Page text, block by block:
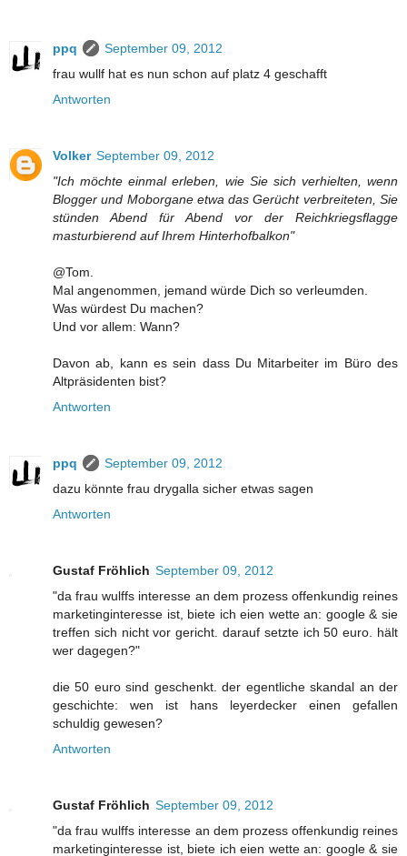
ppq
September 09, 2012
frau wullf hat es nun schon auf platz 4 geschafft
Antworten
Volker September 09, 2012
"Ich möchte einmal erleben, wie Sie sich verhielten, wenn
Blogger und Moborgane etwa das Gerücht verbreiteten, Sie
stünden Abend für Abend vor der Reichkriegsflagge
masturbierend auf Ihrem Hinterhofbalkon"
@Tom.
Mal angenommen, jemand würde Dich so verleumden.
Was würdest Du machen?
Und vor allem: Wann?
Davon ab, kann es sein dass Du Mitarbeiter im Büro des
Altpräsidenten bist?
Antworten
ppq
September 09, 2012
dazu könnte frau drygalla sicher etwas sagen
Antworten
Gustaf Fröhlich September 09, 2012
"da frau wulffs interesse an dem prozess offenkundig reines
marketinginteresse ist, biete ich eien wette an: google & sie
treffen sich nicht vor gericht. darauf setzte ich 50 euro. hält
wer dagegen?"
die 50 euro sind geschenkt. der egentliche skandal an der
geschichte: wen ist hans leyerdecker einen gefallen
schuldig gewesen?
Antworten
Gustaf Fröhlich September 09, 2012
"da frau wulffs interesse an dem prozess offenkundig reines
marketinginteresse ist, biete ich eien wette an: google & sie